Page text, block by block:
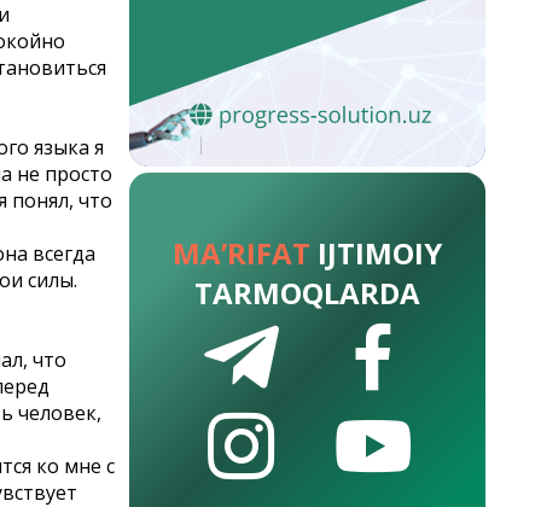
языка я
не просто
понял, что
всегда
силы.
что
человек,
ко мне с
MA’RIFAT IJTIMOIY
TARMOQLARDA